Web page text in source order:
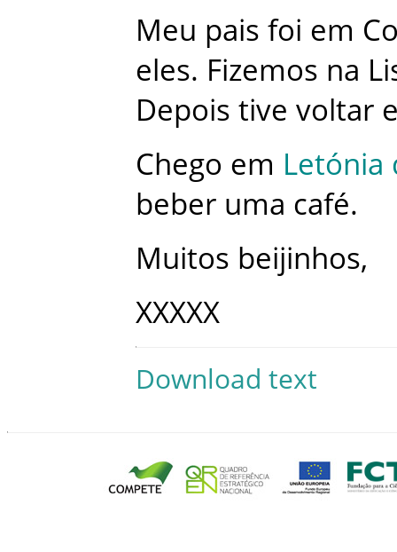
Meu pais foi em
eles. Fizemos na
Depois tive voltar
Chego em Letónia
beber uma café.
Muitos beijinhos,
XXXXX
Download text